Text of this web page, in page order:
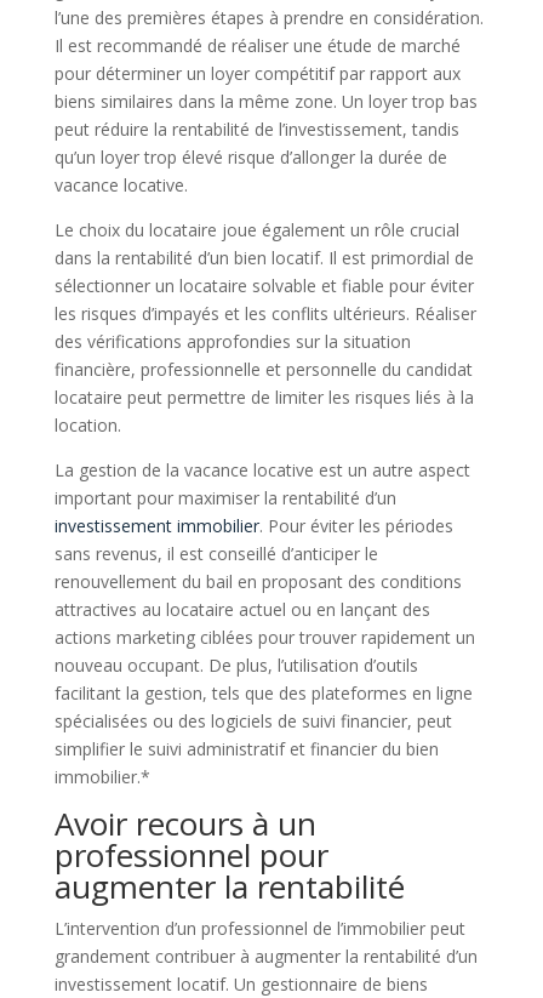
l’une des premières étapes à prendre en considération.
Il est recommandé de réaliser une étude de marché
pour déterminer un loyer compétitif par rapport aux
biens similaires dans la même zone. Un loyer trop bas
peut réduire la rentabilité de l’investissement, tandis
qu’un loyer trop élevé risque d’allonger la durée de
vacance locative.
Le choix du locataire joue également un rôle crucial
dans la rentabilité d’un bien locatif. Il est primordial de
sélectionner un locataire solvable et fiable pour éviter
les risques d’impayés et les conflits ultérieurs. Réaliser
des vérifications approfondies sur la situation
financière, professionnelle et personnelle du candidat
locataire peut permettre de limiter les risques liés à la
location.
La gestion de la vacance locative est un autre aspect
important pour maximiser la rentabilité d’un
investissement immobilier. Pour éviter les périodes
sans revenus, il est conseillé d’anticiper le
renouvellement du bail en proposant des conditions
attractives au locataire actuel ou en lançant des
actions marketing ciblées pour trouver rapidement un
nouveau occupant. De plus, l’utilisation d’outils
facilitant la gestion, tels que des plateformes en ligne
spécialisées ou des logiciels de suivi financier, peut
simplifier le suivi administratif et financier du bien
immobilier.*
Avoir recours à un
professionnel pour
augmenter la rentabilité
L’intervention d’un professionnel de l’immobilier peut
grandement contribuer à augmenter la rentabilité d’un
investissement locatif. Un gestionnaire de biens